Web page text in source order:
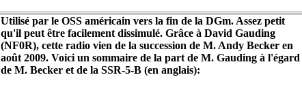
Utilisé par le OSS américain vers la fin de la DGm. Assez petit
qu'il peut être facilement dissimulé. Grâce à David Gauding
(NF0R), cette radio vien de la succession de M. Andy Becker en
août 2009. Voici un sommaire de la part de M. Gauding à l'égard
de M. Becker et de la SSR-5-B (en anglais):